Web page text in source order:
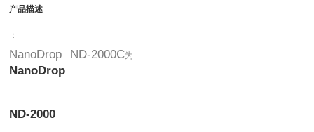
产品描述
：
NanoDrop ND-2000C为
NanoDrop
ND-2000